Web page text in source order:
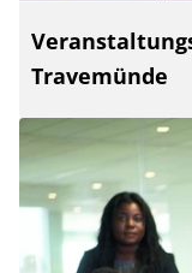
Travemünde